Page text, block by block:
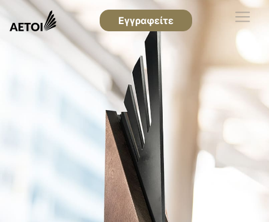
Εγγραφείτε